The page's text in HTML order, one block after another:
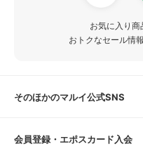
お気に入り
おトクなセール情
そのほかのマルイ公式SNS
会員登録・エポスカード入会